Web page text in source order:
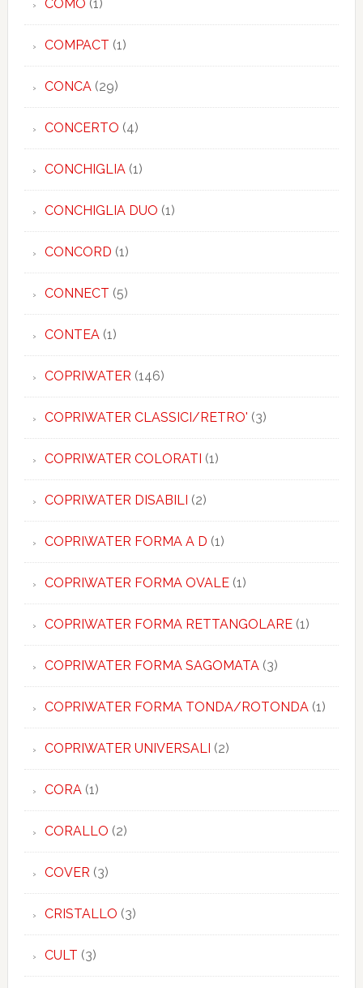
COMO (1)
COMPACT (1)
CONCA(29)
CONCERTO (4)
CONCHIGLIA(1)
CONCHIGLIA DUO (1)
CONCORD (1)
CONNECT (5)
CONTEA(1)
COPRIWATER (146)
COPRIWATER CLASSICI/RETRO' (3)
COPRIWATER COLORATI (1)
COPRIWATER DISABILI (2)
COPRIWATER FORMA A D (1)
COPRIWATER FORMA OVALE(1)
COPRIWATER FORMA RETTANGOLARE(1)
COPRIWATER FORMA SAGOMATA(3)
COPRIWATER FORMA TONDA/ROTONDA(1)
COPRIWATER UNIVERSALI (2)
CORA(1)
CORALLO (2)
COVER (3)
CRISTALLO (3)
CULT (3)